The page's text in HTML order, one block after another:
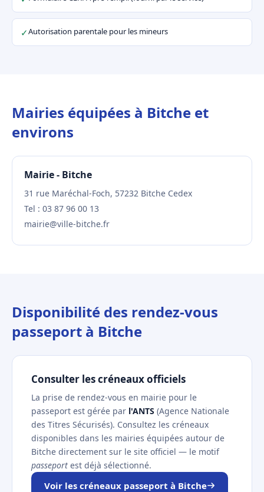
✓Autorisation parentale pour les mineurs
Mairies équipées à Bitche et
environs
Mairie - Bitche
31 rue Maréchal-Foch, 57232 Bitche Cedex
Tel : 03 87 96 00 13
mairie@ville-bitche.fr
Disponibilité des rendez-vous
passeport à Bitche
Consulter les créneaux officiels
La prise de rendez-vous en mairie pour le
passeport est gérée par l'ANTS (Agence Nationale
des Titres Sécurisés). Consultez les créneaux
disponibles dans les mairies équipées autour de
Bitche directement sur le site officiel — le motif
passeport est déjà sélectionné.
Voir les créneaux passeport à Bitche